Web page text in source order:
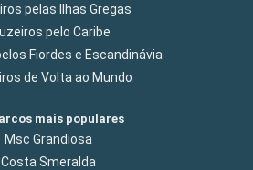
pelas Ilhas Gregas
pelo Caribe
Fiordes e Escandinávia
de Volta ao Mundo
mais populares
Msc Grandiosa
Costa Smeralda